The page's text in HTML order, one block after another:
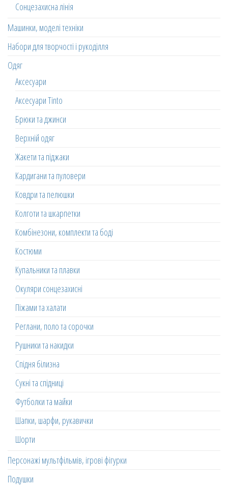
Сонцезахисна лінія
Машинки, моделі техніки
Набори для творчості і рукоділля
Одяг
Аксесуари
Аксесуари Tinto
Брюки та джинси
Верхній одяг
Жакети та піджаки
Кардигани та пуловери
Ковдри та пелюшки
Колготи та шкарпетки
Комбінезони, комплекти та боді
Костюми
Купальники та плавки
Окуляри сонцезахисні
Піжами та халати
Реглани, поло та сорочки
Рушники та накидки
Спідня білизна
Сукні та спідниці
Футболки та майки
Шапки, шарфи, рукавички
Шорти
Персонажі мультфільмів, ігрові фігурки
Подушки